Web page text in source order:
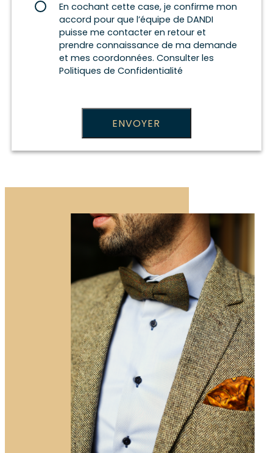
En cochant cette case, je confirme mon
accord pour que l’équipe de DANDI
puisse me contacter en retour et
prendre connaissance de ma demande
et mes coordonnées. Consulter les
Politiques de Confidentialité